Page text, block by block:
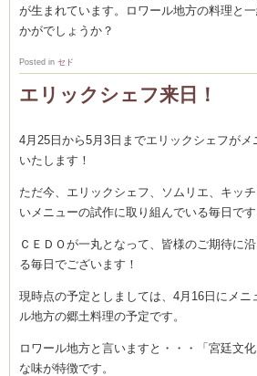
が生まれています。ロワール地方の料理と
かがでしょうか？
Posted in セド
エリックシェフ来日！
4月25日から5月3日までエリックシェフがメ
いたします！
ただ今、エリックシェフ、ソムリエ、キッ
いメニューの試作に取り組んでいる毎日です
ＣＥＤＯが一丸となって、皆様のご期待に
る毎日でございます！
現時点の予定としましては、4月16日にメニ
ル地方の郷土料理の予定です。
ロワール地方と言いますと・・・「宮廷文
な味が特徴です。